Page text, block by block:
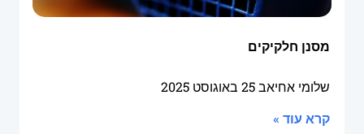
מסנן חלקיקים
שלומי אחיאב25 באוגוסט 2025
קרא עוד »